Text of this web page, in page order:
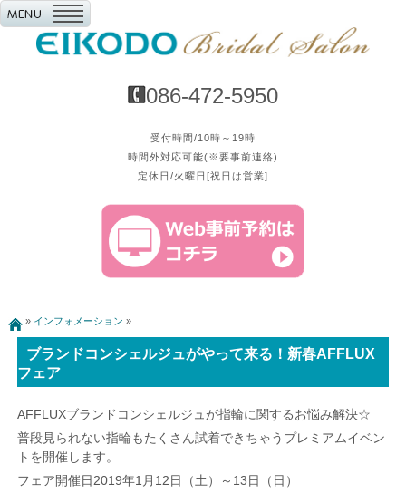
086-472-5950
受付時間/10時～19時
時間外対応可能(※要事前連絡)
定休日/火曜日[祝日は営業]
» インフォメーション »
ブランドコンシェルジュがやって来る！新春AFFLUX
フェア
AFFLUXブランドコンシェルジュが指輪に関するお悩み解決☆
普段見られない指輪もたくさん試着できちゃうプレミアムイベン
トを開催します。
フェア開催日2019年1月12日（土）～13日（日）